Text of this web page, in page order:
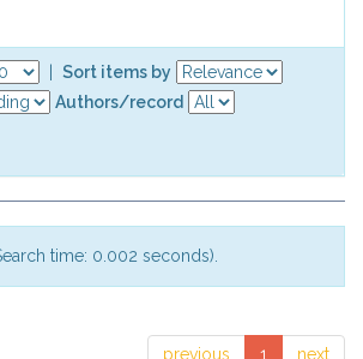
Sort items by
Authors/record
time: 0.002 seconds).
previous 1 next